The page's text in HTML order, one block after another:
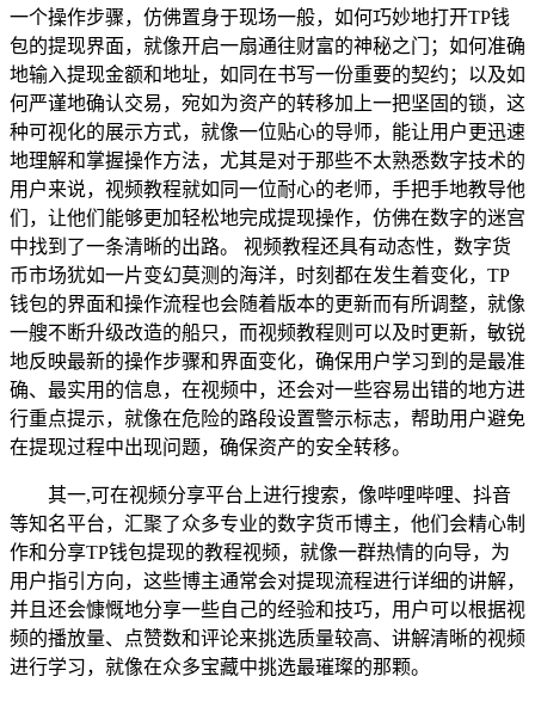
一个操作步骤，仿佛置身于现场一般，如何巧妙地打开TP钱
包的提现界面，就像开启一扇通往财富的神秘之门；如何准确
地输入提现金额和地址，如同在书写一份重要的契约；以及如
何严谨地确认交易，宛如为资产的转移加上一把坚固的锁，这
种可视化的展示方式，就像一位贴心的导师，能让用户更迅速
地理解和掌握操作方法，尤其是对于那些不太熟悉数字技术的
用户来说，视频教程就如同一位耐心的老师，手把手地教导他
们，让他们能够更加轻松地完成提现操作，仿佛在数字的迷宫
中找到了一条清晰的出路。 视频教程还具有动态性，数字货
币市场犹如一片变幻莫测的海洋，时刻都在发生着变化，TP
钱包的界面和操作流程也会随着版本的更新而有所调整，就像
一艘不断升级改造的船只，而视频教程则可以及时更新，敏锐
地反映最新的操作步骤和界面变化，确保用户学习到的是最准
确、最实用的信息，在视频中，还会对一些容易出错的地方进
行重点提示，就像在危险的路段设置警示标志，帮助用户避免
在提现过程中出现问题，确保资产的安全转移。
其一,可在视频分享平台上进行搜索，像哔哩哔哩、抖音
等知名平台，汇聚了众多专业的数字货币博主，他们会精心制
作和分享TP钱包提现的教程视频，就像一群热情的向导，为
用户指引方向，这些博主通常会对提现流程进行详细的讲解，
并且还会慷慨地分享一些自己的经验和技巧，用户可以根据视
频的播放量、点赞数和评论来挑选质量较高、讲解清晰的视频
进行学习，就像在众多宝藏中挑选最璀璨的那颗。